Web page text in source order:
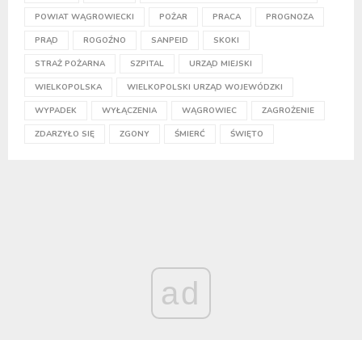
POWIAT WĄGROWIECKI POŻAR PRACA PROGNOZA
PRĄD ROGOŹNO SANPEID SKOKI
STRAŻ POŻARNA SZPITAL URZĄD MIEJSKI
WIELKOPOLSKA WIELKOPOLSKI URZĄD WOJEWÓDZKI
WYPADEK WYŁĄCZENIA WĄGROWIEC ZAGROŻENIE
ZDARZYŁO SIĘ ZGONY ŚMIERĆ ŚWIĘTO
ad